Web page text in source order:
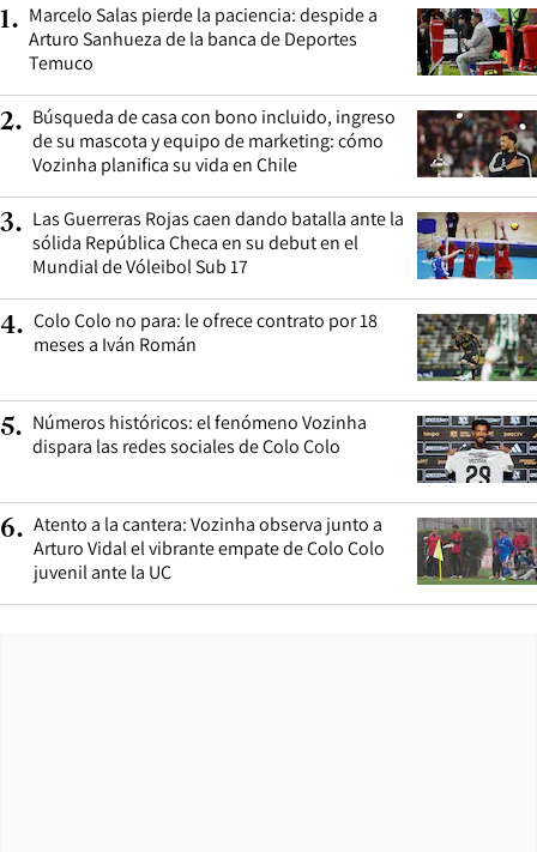
1. Marcelo Salas pierde la paciencia: despide a
Arturo Sanhueza de la banca de Deportes
Temuco
2. Búsqueda de casa con bono incluido, ingreso
de su mascota y equipo de marketing: cómo
Vozinha planifica su vida en Chile
3. Las Guerreras Rojas caen dando batalla ante la
sólida República Checa en su debut en el
Mundial de Vóleibol Sub 17
4. Colo Colo no para: le ofrece contrato por 18
meses a Iván Román
5. Números históricos: el fenómeno Vozinha
dispara las redes sociales de Colo Colo
6. Atento a la cantera: Vozinha observa junto a
Arturo Vidal el vibrante empate de Colo Colo
juvenil ante la UC